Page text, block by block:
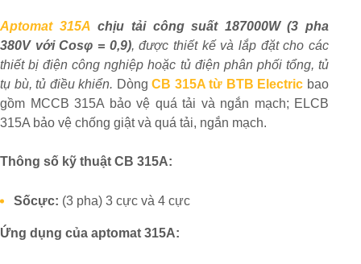
Aptomat 315A chịu tải công suất 187000W (3 pha
380V với Cosφ = 0,9), được thiết kế và lắp đặt cho các
thiết bị điện công nghiệp hoặc tủ điện phân phối tổng, tủ
tụ bù, tủ điều khiển. DòngCB 315A từ BTB Electric bao
gồm MCCB 315A bảo vệ quá tải và ngắn mạch; ELCB
315A bảo vệ chống giật và quá tải, ngắn mạch.
Thông số kỹ thuật CB 315A:
Sốcực: (3 pha) 3 cực và 4 cực
Ứng dụng của aptomat 315A: